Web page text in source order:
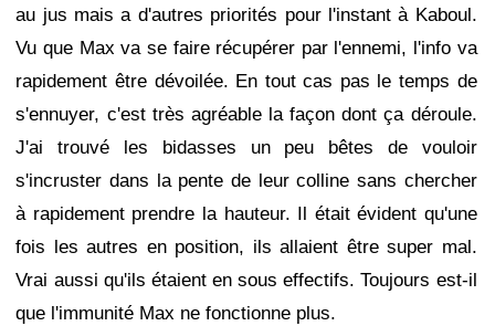
au jus mais a d'autres priorités pour l'instant à Kaboul.
Vu que Max va se faire récupérer par l'ennemi, l'info va
rapidement être dévoilée. En tout cas pas le temps de
s'ennuyer, c'est très agréable la façon dont ça déroule.
J'ai trouvé les bidasses un peu bêtes de vouloir
s'incruster dans la pente de leur colline sans chercher
à rapidement prendre la hauteur. Il était évident qu'une
fois les autres en position, ils allaient être super mal.
Vrai aussi qu'ils étaient en sous effectifs. Toujours est-il
que l'immunité Max ne fonctionne plus.